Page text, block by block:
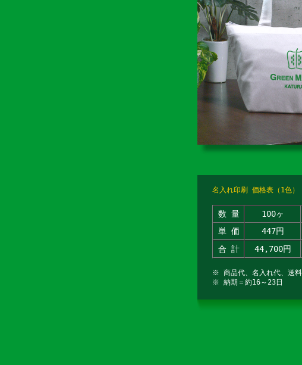
名入れ印刷 価格表（1色）
数 量 100ヶ
単 価
447円
合 計
44,700円
※ 商品代、名入れ代、送料
※ 納期＝約16～23日